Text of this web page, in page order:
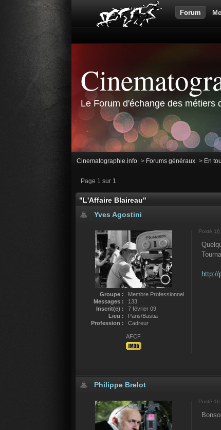
Forum
Le Forum d'échange des métiers
Cinematographie.info > Forums généraux > En
Page 1 sur 1
"L'Affaire Blaireau"
Yves Agostini
Groupe :
Membre Professionnel
Messages :
133
Inscrit(e) :
7 février 09
Lieu :
Paris/Bastia
Profession :
Cadreur
AFCF
Posté
http://
Philippe Brelot
Posté